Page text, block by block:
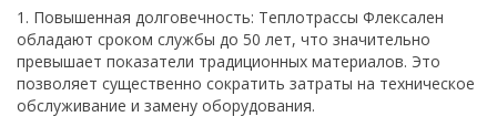
1. Повышенная долговечность: Теплотрассы Флексален
обладают сроком службы до 50 лет, что значительно
превышает показатели традиционных материалов. Это
позволяет существенно сократить затраты на техническое
обслуживание и замену оборудования.